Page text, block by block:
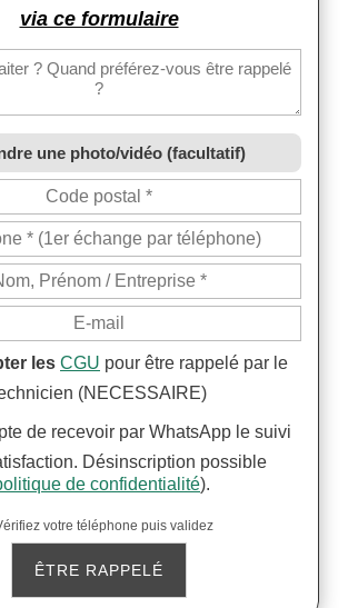
via ce formulaire
une photo/vidéo (facultatif)
les CGU pour être rappelé par le
(NECESSAIRE)
de recevoir par WhatsApp le suivi
Désinscription possible
de confidentialité).
votre téléphone puis validez